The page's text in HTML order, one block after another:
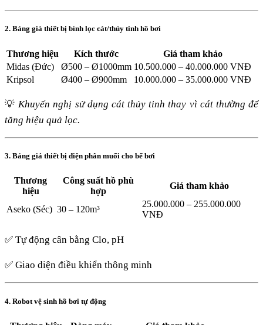
2. Bảng giá thiết bị bình lọc cát/thủy tinh hồ bơi
Thương hiệu Kích thước
Giá tham khảo
Midas (Đức)
Ø500 – Ø1000mm 10.500.000 – 40.000.000 VNĐ
Kripsol
Ø400 – Ø900mm 10.000.000 – 35.000.000 VNĐ
💡Khuyến nghị sử dụng cát thủy tinh thay vì cát thường để
tăng hiệu quả lọc.
3. Bảng giá thiết bị điện phân muối cho bể bơi
Thương
hiệu
Công suất hồ phù
hợp
Giá tham khảo
Aseko (Séc) 30 – 120m³
25.000.000 – 255.000.000
VNĐ
✅ Tự động cân bằng Clo, pH
✅ Giao diện điều khiển thông minh
4. Robot vệ sinh hồ bơi tự động